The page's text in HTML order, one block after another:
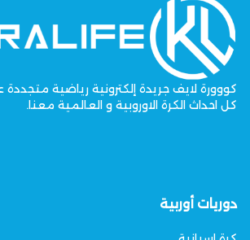
كووورة لايف جريدة إلكترونية رياضية متجددة
كل احداث الكرة الاوروبية و العالمية معنا.
دوريات أوربية